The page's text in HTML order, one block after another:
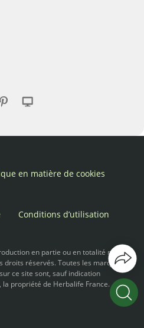
en matière de cookies
Conditions d’utilisation
en partie ou en totalité n’est
droits réservés. Toutes les marques
ce site sont, sauf indication
propriété de Herbalife France.